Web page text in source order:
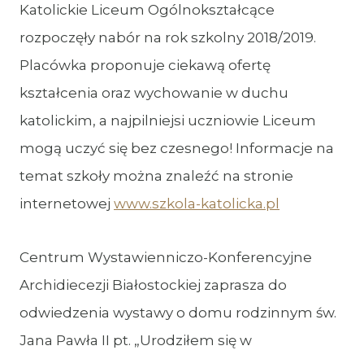
Katolickie Liceum Ogólnokształcące
rozpoczęły nabór na rok szkolny 2018/2019.
Placówka proponuje ciekawą ofertę
kształcenia oraz wychowanie w duchu
katolickim, a najpilniejsi uczniowie Liceum
mogą uczyć się bez czesnego! Informacje na
temat szkoły można znaleźć na stronie
internetowej www.szkola-katolicka.pl
Centrum Wystawienniczo-Konferencyjne
Archidiecezji Białostockiej zaprasza do
odwiedzenia wystawy o domu rodzinnym św.
Jana Pawła II pt. „Urodziłem się w